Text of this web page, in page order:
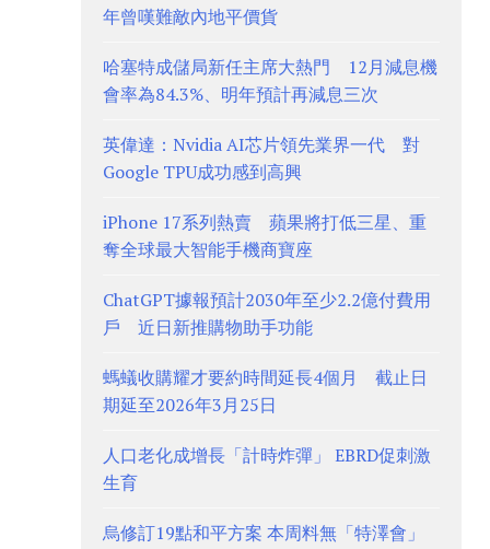
年曾嘆難敵內地平價貨
哈塞特成儲局新任主席大熱門 12月減息機
會率為84.3%、明年預計再減息三次
英偉達：Nvidia AI芯片領先業界一代 對
Google TPU成功感到高興
iPhone 17系列熱賣 蘋果將打低三星、重
奪全球最大智能手機商寶座
ChatGPT據報預計2030年至少2.2億付費用
戶 近日新推購物助手功能
螞蟻收購耀才要約時間延長4個月 截止日
期延至2026年3月25日
人口老化成增長「計時炸彈」 EBRD促刺激
生育
烏修訂19點和平方案 本周料無「特澤會」